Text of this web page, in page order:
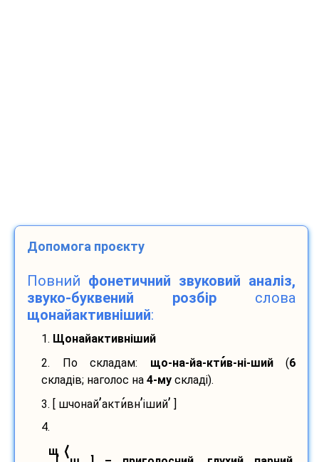
Допомога проєкту
Повний фонетичний звуковий аналіз,
звуко-буквений розбір слова
щонайактивніший:
1. Щонайактивніший
2. По складам: що-на-йа-ктив-ні-ший(6
складів; наголос на 4-му складі).
3. [ шчонай’активн’іший’
4.
щ ⟨